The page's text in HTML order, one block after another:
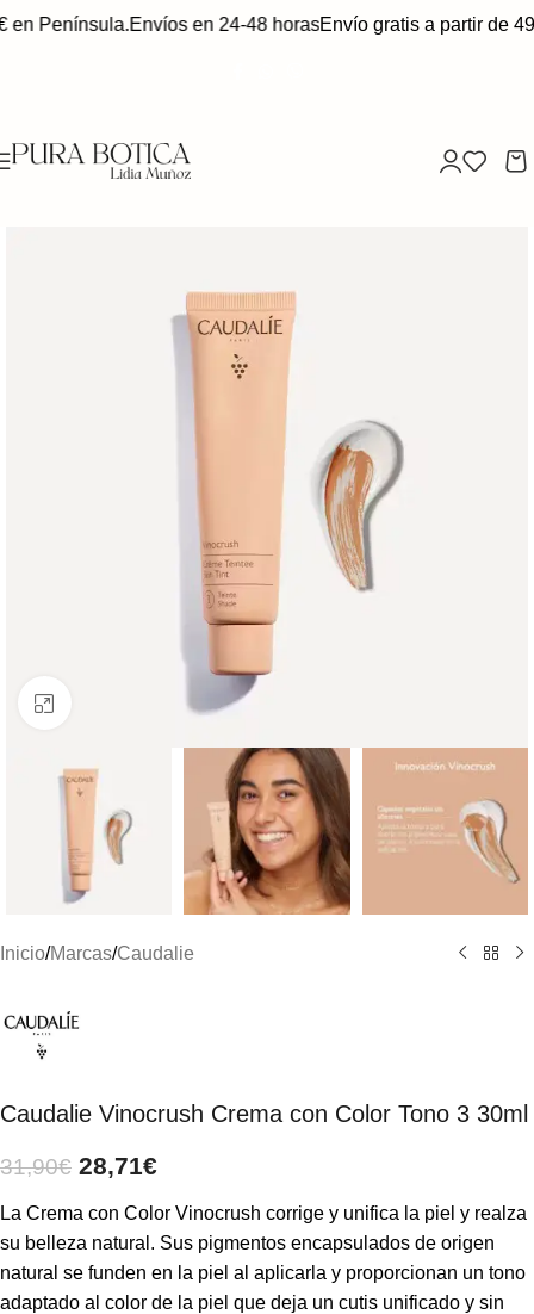
Península.Envíos en 24-48 horasEnvío gratis a partir de
Inicio/Marcas/Caudalie
Caudalie Vinocrush Crema con Color Tono 3 30ml
31,90€ 28,71€
La Crema con Color Vinocrush corrige y unifica la piel y realza
su belleza natural. Sus pigmentos encapsulados de origen
natural se funden en la piel al aplicarla y proporcionan un tono
adaptado al color de la piel que deja un cutis unificado y sin